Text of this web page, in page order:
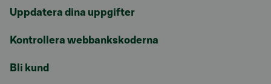
Uppdatera dina uppgifter
Kontrollera webbankskoderna
Bli kund